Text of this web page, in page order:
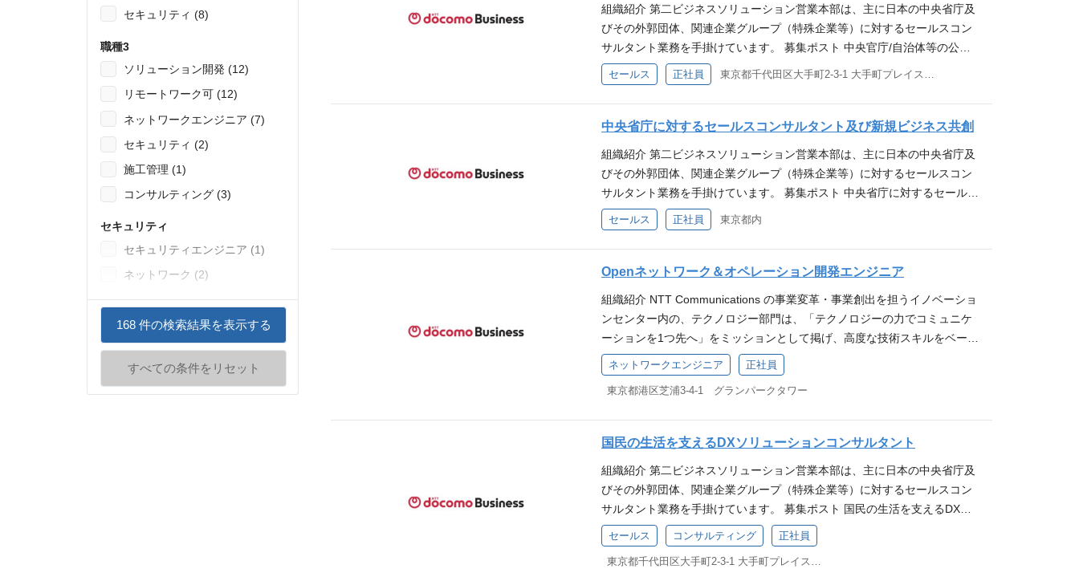
セキュリティ (8)
職種3
ソリューション開発 (12)
リモートワーク可 (12)
ネットワークエンジニア (7)
セキュリティ (2)
施工管理 (1)
コンサルティング (3)
セキュリティ
セキュリティエンジニア (1)
ネットワーク (2)
168件の検索結果を表示する
すべての条件をリセット
に恵まれています。 役職 主査、担当社員 応募資格 ■必須スキル ・ECサイ
トの企画、運営経験(サイト改善施策遂行経験 3年以上) ・プロジェクトマ
ネジメント経験(５人以上のメンバーでのPＭ経験 3年以上) ・Webサイトの
フロントエンド開発経験(HTML,CSS,JavaScriptでの開発経験 3年以上) ・
WebAPI実装経験もしくは開発ディレクション経験（実装またはディレクシ
ョン経験 3年以上） ・データを活用した定量的なPDCAの経験(Excelの関
数活用した分析業務経験 3年以上) ・ECサイト運営業務の効率化、フロー
の統合、認証基盤の導入もしくは検討支援の経験 ・デジタルマーケティン
グ業務（顧客データ管理、リードナーチャリングなど）経験（DMP/MA及
び各種ツールの活用等） ・プログラミング言語の経験(PHP, Java, JavaScri
pt,Python,Rなど) ・Webサービスインフラ全般に関する知識 誕生して日も
ます。
要な課題です。クリティカルな事業課題の解決に携わることで、社会的に
大きな影響を与えられることもあります。また、実際のデータに触れて分
析を行うことにより、各業界のドメイン知識や、データ分析に対する知識
や技術を生かすことができます。 実データを解析するためには、分析者だ
有の知識やデータへの知見を活用し、分析を進めることが必要です。業務
の中で、あなたのコミュニケーション能力や交渉能力を活かし、向上させ
ることができます。 私たちと一緒にデータ分析を用いて製造業を初めとす
る様々な産業の未来を変えてみませんか？ イノベーションセンターテクノ
ロジー部門については、下記紹介資料もご覧ください。 https://speakerdec
k.com/nttcom/ntt-communications-innovation-center-technology-deck 募集
ポスト ビジネス課題をお客様と共にデータ分析を用いて解決するカスタマ
ーサクセスデータサイエンティスト 仕事内容 内製AI開発ツールを利用した
するデータサイエンティストです。 お客様と協力しながら、お客様ビジネ
ス課題を明確化し、ビジネス課題をデータ分析の技術・知識によりデータ
分析の課題に落としこみます。また、データ分析方針を詳細な計画に落と
すことで、お客様と協力し、効率よく分析を推進します。 さらに、内製AI
開発ツールを利用したPoCや商用案件を、お客様と併走し、データ分析技
タマーサクセスデータサイエンティストが分析の骨子を作成しお客様に提
示後、お客様が内製AI開発ツールを利用するのをサポートしながら分析を
た分析を自走できるようにします。 内製開発ツール 業務例： お客様ヒア
リングによるビジネス課題をデータ分析の課題へと変換 分析方針の策定 内
製AI開発ツールのハンズオン実施 内製AI開発ツールを用いたデータ解析支
援 内製AI開発ツールのコミュニケーション機能や打ち合わせを通じたお客
様への利用サポート 内製AI開発ツールを通じてお客様へのデータ分析方法
組織紹介 第二ビジネスソリューション営業本部は、主に日本の中央省庁及
びその外郭団体、関連企業グループ（特殊企業等）に対するセールスコン
サルタント業務を手掛けています。 募集ポスト 中央官庁/自治体等の公共
業界におけるセールスコンサルタント及び新規ビジネス創出 仕事内容（顧
客名は面談時に案内） 中央省庁における特定のお客様及び関連する各プレ
ーヤー企業に対してネットワーク、クラウド、基幹系システムなど幅広い
ソリューションを軸に社会基盤を構築するための営業や政策提言などを行
出～受注、その後のリテンション強化に至る幅広い営業プロセスを担当し
ます。 求める成果（指標は面談時に案内） ・中長期収益基盤の確立に向け
た新規提案及び案件形成（予算化件数・受注額を指標とする） ・中長期収
益基盤の確立に向けた既存システムの維持拡大（受注件数・受注額を指標
に向け、弊社が想定しているサービスの適応範囲などWin-Winのシナリオ
とスキームを確立する。 求める経験・能力・資格 【必須（MUST）】 ・
法人営業経験（3年以上）を有していること。 ・基本的なIT知識、多数の
ステークホルダーを纏める調整力を有していること。 ・自ら目標を定め
て、実現に向けて邁進する行動力と課題を乗り越える柔軟な思考力を有し
ていること。 ・お客様や関連ベンダーを巻き込んで推進するリーダーシッ
プを有していること。 【歓迎（WANT）】 ・官公庁や自治体の営業経験が
があると望ましい。 ・複数のステークホルダーを取りまとめた経験がある
と望ましい。 役職 担当社員 応募資格 当該職務、及び、それに準ずる職務
の実務経験を有する方
セールス 正社員
中央省庁に対するセールスコンサルタント及び新規ビジネス共創
組織紹介 第二ビジネスソリューション営業本部は、主に日本の中央省庁及
びその外郭団体、関連企業グループ（特殊企業等）に対するセールスコン
サルタント業務を手掛けています。 募集ポスト 中央省庁に対するセールス
コンサルタント及び新規ビジネス共創 仕事内容（顧客名は面談時に案内）
特定省庁のお客様及び関連する各プレーヤー企業と共に社会基盤を支える
ための大規模セキュリティ案件の推進や政策提言などを行います。社会課
題の解決にアプローチするコンサル型営業として、案件創出～受注、その
クト内には日本有数のセキュリティスペシャリストを複数有しており、最
先端のセキュリティ営業が経験可能です。 求める成果（指標は面談時に案
内） ・中長期収益基盤の確立に向けた新規提案及び案件形成（予算化件
数・受注額を指標とする） ・中長期収益基盤の確立に向けた既存システム
の維持拡大（受注件数・受注額を指標とする） ・社会課題解決に向けた具
様が直面する課題の解消など目標達成に向け、弊社が想定しているサービ
スの適応範囲などWin-Winのシナリオとスキームを確立する。 求める経
験・能力・資格 【必須（MUST）】 ・法人営業経験（3年以上）を有して
いること。 ・基本的なIT知識（特にサイバーセキュリティ）、多数のステ
ークホルダーを纏める調整力を有していること。 ・お客様と共に戦略立案
んでプロジェクト推進するリーダーシップを有していること。 【歓迎
（WANT）】 ・官公庁や自治体の営業経験があると望ましい。 ・サイバー
セールス 正社員 東京都内
Openネットワーク＆オペレーション開発エンジニア
組織紹介 NTT Communications の事業変革・事業創出を担うイノベーショ
ンセンター内の、テクノロジー部門は、「テクノロジーの力でコミュニケ
ーションを1つ先へ​」をミッションとして掲げ、高度な技術スキルをベース
とした技術開発を推進し、「技術」を通じて、事業の成長、新規事業/新サ
ービスの創出、人材育成に貢献する組織です。 テクノロジー部門について
は、下記紹介資料もご覧ください。 https://speakerdeck.com/nttcom/ntt-co
ワーク＆オペレーション開発エンジニア 仕事内容 以下業務内容のうちマッ
チするものをアサインさせて頂きます。 Telecom Infra Projectコミュニテ
ィとも連携し、世界最先端の伝送Whitebox技術の技術開発を行う。 （40
0G伝送Whtieboxのデータセンタへの適用性検証、複数のNetworkOSの検
証・開発等） Telecom Infra Project | Global Community Connectivity coll
aboration 伝送Whiteboxを含むマルチベンダ光伝送ネットワークを構築・
運用するためのオペレーション技術開発（ノイズ推定技術等）を行う。 ル
ータ、伝送装置などのネットワークデバイスを制御するマルチベンダ対応
ネットワークエンジニア 正社員
東京都港区芝浦3-4-1 グランパークタワー
国民の生活を支えるDXソリューションコンサルタント
組織紹介 第二ビジネスソリューション営業本部は、主に日本の中央省庁及
びその外郭団体、関連企業グループ（特殊企業等）に対するセールスコン
サルタント業務を手掛けています。 募集ポスト 国民の生活を支えるDXソ
リューションコンサルタント 仕事内容（顧客名は面談時に案内） ①中央省
庁における特定のお客様及び関連する各プレーヤー企業に対して社会基盤
システムのコンサル型提案、また社会基盤システムから派生する新規ビジ
セールス コンサルティング 正社員